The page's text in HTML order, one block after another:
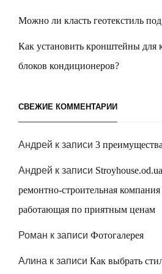
Можно ли класть геотекстиль
Как установить кронштейны для
блоков кондиционеров?
СВЕЖИЕ КОММЕНТАРИИ
Андрей к записи 3
Андрей к записи
ремонтно-строительная
работающая по приятным ценам
Роман к записи Фотогалерея
Алина к записи Как выбрать